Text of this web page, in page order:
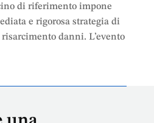
di riferimento impone
e rigorosa strategia di
danni. L’evento